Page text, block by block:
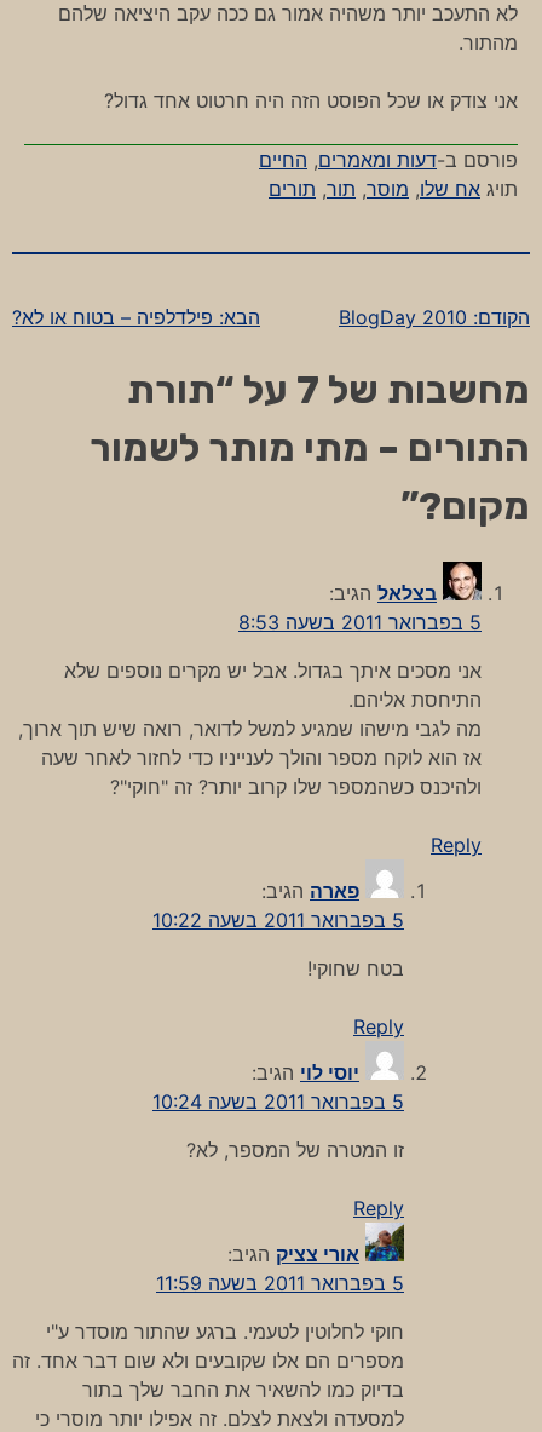
לא התעכב יותר משהיה אמור גם ככה עקב היציאה שלהם
מהתור.
אני צודק או שכל הפוסט הזה היה חרטוט אחד גדול?
פורסם ב-דעות ומאמרים, החיים
תויג אח שלו, מוסר, תור, תורים
ניווט
הקודם: BlogDay 2010 הבא: פילדלפיה – בטוח או לא?
מחשבות של 7 על “
תורת
התורים – מתי מותר לשמור
מקום?”
בצלאל הגיב:
5 בפברואר 2011 בשעה 8:53
אני מסכים איתך בגדול. אבל יש מקרים נוספים שלא
התיחסת אליהם.
מה לגבי מישהו שמגיע למשל לדואר, רואה שיש תוך ארוך,
אז הוא לוקח מספר והולך לענייניו כדי לחזור לאחר שעה
ולהיכנס כשהמספר שלו קרוב יותר? זה "חוקי"?
Reply
פארה הגיב:
5 בפברואר 2011 בשעה 10:22
בטח שחוקי!
Reply
יוסי לוי הגיב:
5 בפברואר 2011 בשעה 10:24
זו המטרה של המספר, לא?
Reply
אורי צציק הגיב:
5 בפברואר 2011 בשעה 11:59
חוקי לחלוטין לטעמי. ברגע שהתור מוסדר ע"י
מספרים הם אלו שקובעים ולא שום דבר אחד. זה
בדיוק כמו להשאיר את החבר שלך בתור
למסעדה ולצאת לצלם. זה אפילו יותר מוסרי כי